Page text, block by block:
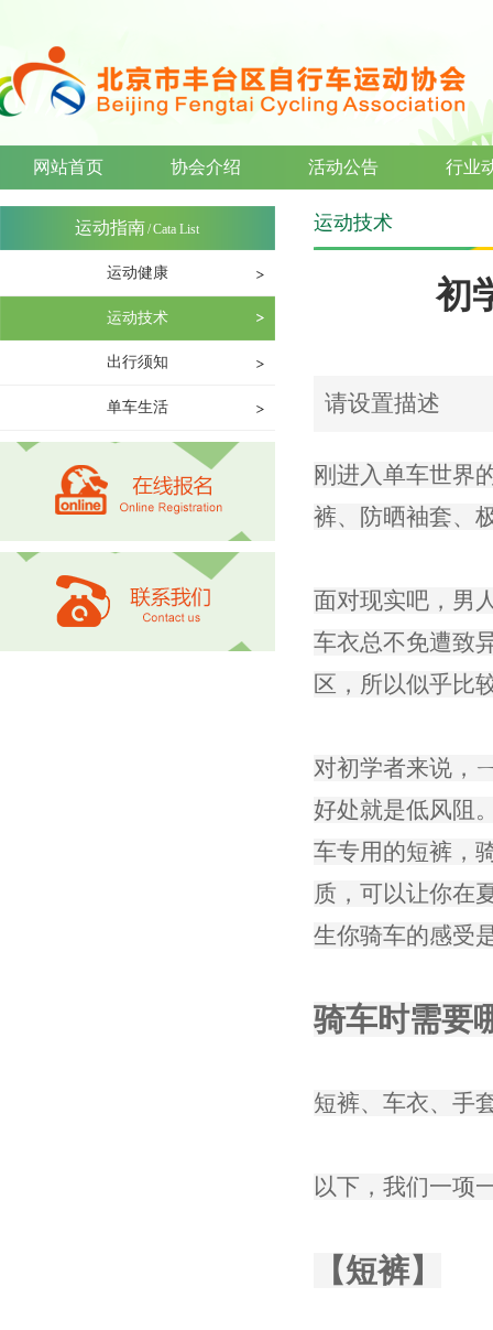
网站首页 协会介绍 活动公告 行业
运动指南/Cata List
运动健康
运动技术
出行须知
单车生活
运动技术
初
请设置描述
刚进入单车世界
裤、防晒袖套、
面对现实吧，男
车衣总不免遭致
区，所以似乎比
对初学者来说，
好处就是低风阻
车专用的短裤，
质，可以让你在
生你骑车的感受
骑车时需要
短裤、车衣、手
以下，我们一项
【短裤】